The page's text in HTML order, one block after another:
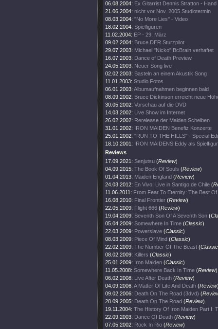
06.08.2004: Ex Gitarrist Dennis Stratton -
21.06.2004: nicht vor Nov. 2005 Studiotermin
08.03.2004: "No More Lies" - Video
18.02.2004: Spielfiguren
11.02.2004: EP - 29. März
09.02.2004: Bruce DER Sturzpilot
29.07.2003: Michael "Nicko" BcBrain verhaftet
16.07.2003: Dance of Death Preview
24.05.2003: Neuer Song live
02.02.2003: Basteln an einem Akustik Song
11.01.2003: Studio Fotos
06.01.2003: Albumaufnahmen beginnen bald
08.09.2002: Bruce Dickinson erreicht neue
30.05.2002: Vorschau auf die DVD
14.03.2002: Live Show im Internet
26.02.2002: Rerelease der Maiden Scheiben
31.01.2002: IRON MAIDEN Benefiz Konzerte
25.01.2002: "RUN TO THE HILLS" - Special
18.10.2001: IRON MAIDENS Eddy als Spielfigur
Reviews
17.09.2021: Senjutsu (Review)
04.09.2015: The Book Of Souls (Review)
01.04.2013: Maiden England (Review)
24.03.2012: En Vivo! Live in Santigo de Chile (
11.06.2011: From Fear To Eternity: The Best
16.08.2010: Final Frontier (Review)
22.05.2009: Flight 666 (Review)
19.04.2009: Seventh Son Of A Seventh Son (
05.04.2009: Somewhere In Time (Classic)
22.03.2009: Powerslave (Classic)
08.03.2009: Piece Of Mind (Classic)
22.02.2009: The Number Of The Beast (Classic
08.02.2009: Killers (Classic)
25.01.2009: Iron Maiden (Classic)
11.05.2008: Somewhere Back In Time (Review)
06.02.2008: Live After Death (Review)
04.09.2006: A Matter Of Life And Death (Review
09.02.2006: Death On The Road (3dvd) (
28.09.2005: Death On The Road (Review)
19.11.2004: The History Of Iron Maiden Part I:
22.09.2003: Dance Of Death (Review)
07.05.2002: Rock In Rio (Review)